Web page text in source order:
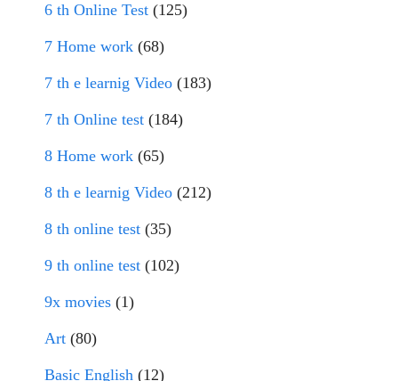
6 th Online Test (125)
7 Home work (68)
7 th e learnig Video (183)
7 th Online test (184)
8 Home work (65)
8 th e learnig Video (212)
8 th online test (35)
9 th online test (102)
9x movies (1)
Art (80)
Basic English (12)